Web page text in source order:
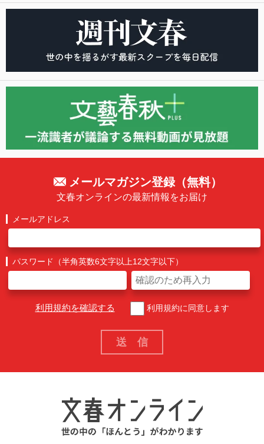
メールマガジン登録（無料）
文春オンラインの最新情報をお届け
メールアドレス
パスワード（半角英数6文字以上12文字以下）
利用規約を確認する 利用規約に同意します